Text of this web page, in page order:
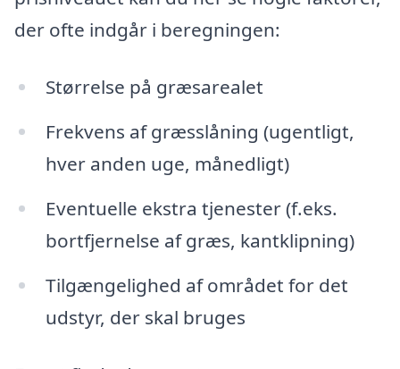
der ofte indgår i beregningen:
Størrelse på græsarealet
Frekvens af græsslåning (ugentligt,
hver anden uge, månedligt)
Eventuelle ekstra tjenester (f.eks.
bortfjernelse af græs, kantklipning)
Tilgængelighed af området for det
udstyr, der skal bruges